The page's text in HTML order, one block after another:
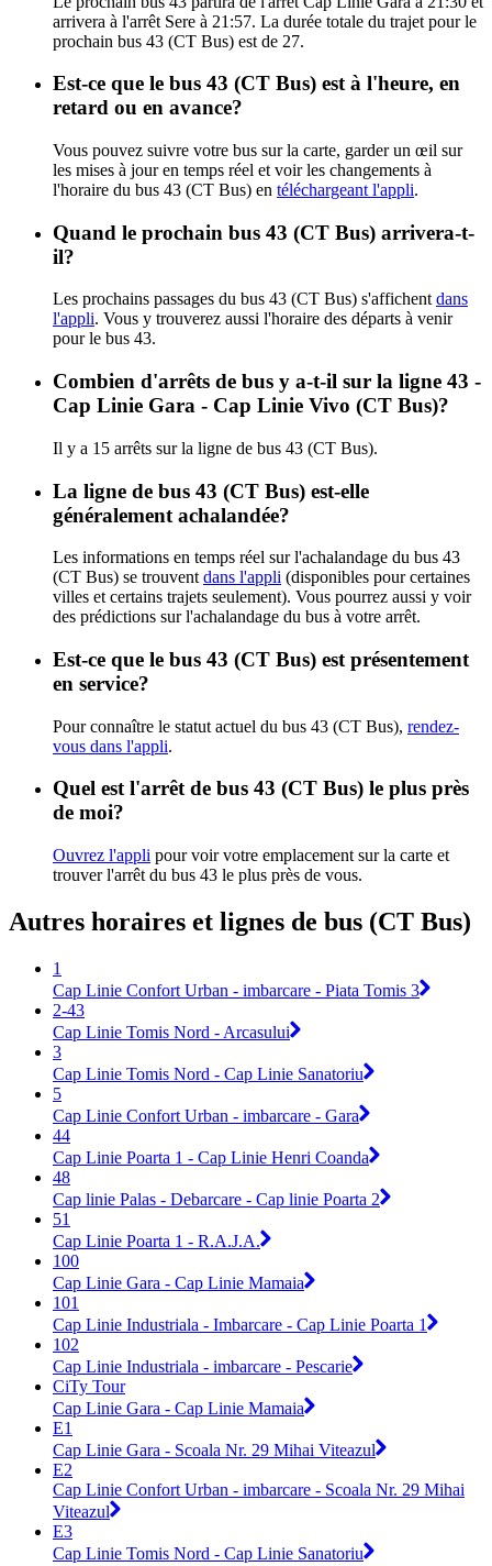
arrivera à l'arrêt Sere à 21:57. La durée totale du trajet pour le
prochain bus 43 (CT Bus) est de 27.
Est-ce que le bus 43 (CT Bus) est à l'heure, en
retard ou en avance?
Vous pouvez suivre votre bus sur la carte, garder un œil sur
les mises à jour en temps réel et voir les changements à
l'horaire du bus 43 (CT Bus) en téléchargeant l'appli.
Quand le prochain bus 43 (CT Bus) arrivera-t-
il?
Les prochains passages du bus 43 (CT Bus) s'affichent dans
l'appli. Vous y trouverez aussi l'horaire des départs à venir
pour le bus 43.
Combien d'arrêts de bus y a-t-il sur la ligne 43 -
Cap Linie Gara - Cap Linie Vivo (CT Bus)?
Il y a 15 arrêts sur la ligne de bus 43 (CT Bus).
La ligne de bus 43 (CT Bus) est-elle
généralement achalandée?
Les informations en temps réel sur l'achalandage du bus 43
(CT Bus) se trouvent dans l'appli (disponibles pour certaines
villes et certains trajets seulement). Vous pourrez aussi y voir
des prédictions sur l'achalandage du bus à votre arrêt.
Est-ce que le bus 43 (CT Bus) est présentement
en service?
Pour connaître le statut actuel du bus 43 (CT Bus), rendez-
vous dans l'appli.
Quel est l'arrêt de bus 43 (CT Bus) le plus près
de moi?
Ouvrez l'appli pour voir votre emplacement sur la carte et
trouver l'arrêt du bus 43 le plus près de vous.
Autres horaires et lignes de bus (CT Bus)
1
Cap Linie Confort Urban - imbarcare - Piata Tomis 3
2-43
Cap Linie Tomis Nord - Arcasului
3
Cap Linie Tomis Nord - Cap Linie Sanatoriu
5
Cap Linie Confort Urban - imbarcare - Gara
44
Cap Linie Poarta 1 - Cap Linie Henri Coanda
48
Cap linie Palas - Debarcare - Cap linie Poarta 2
51
Cap Linie Poarta 1 - R.A.J.A.
100
Cap Linie Gara - Cap Linie Mamaia
101
Cap Linie Industriala - Imbarcare - Cap Linie Poarta 1
102
Cap Linie Industriala - imbarcare - Pescarie
CiTy Tour
Cap Linie Gara - Cap Linie Mamaia
E1
Cap Linie Gara - Scoala Nr. 29 Mihai Viteazul
E2
Cap Linie Confort Urban - imbarcare - Scoala Nr. 29 Mihai
Viteazul
E3
Cap Linie Tomis Nord - Cap Linie Sanatoriu